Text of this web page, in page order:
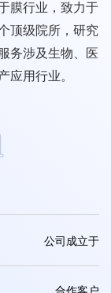
膜行业，致力于
顶级院所，研究
务涉及生物、医
应用行业。
公司成立于
合作客户